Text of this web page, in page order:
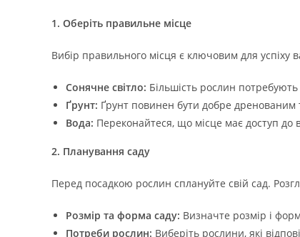
1. Оберіть правильне місце
Вибір правильного місця є ключовим для успіху
Сонячне світло: Більшість рослин
Ґрунт: Ґрунт повинен бути добре дренованим
Вода: Переконайтеся, що місце має доступ до
2. Планування саду
Перед посадкою рослин сплануйте свій сад.
Розмір та форма саду: Визначте розмір і
Потреби рослин: Виберіть рослини, які